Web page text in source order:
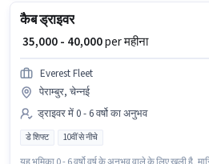
कैब ड्राइवर
₹ 35,000 - 40,000per महीना
Everest Fleet
पेराम्बुर, चेन्नई
ड्राइवर में 0 - 6 वर्षो का अनुभव
डे शिफ्ट 10वीं से नीचे